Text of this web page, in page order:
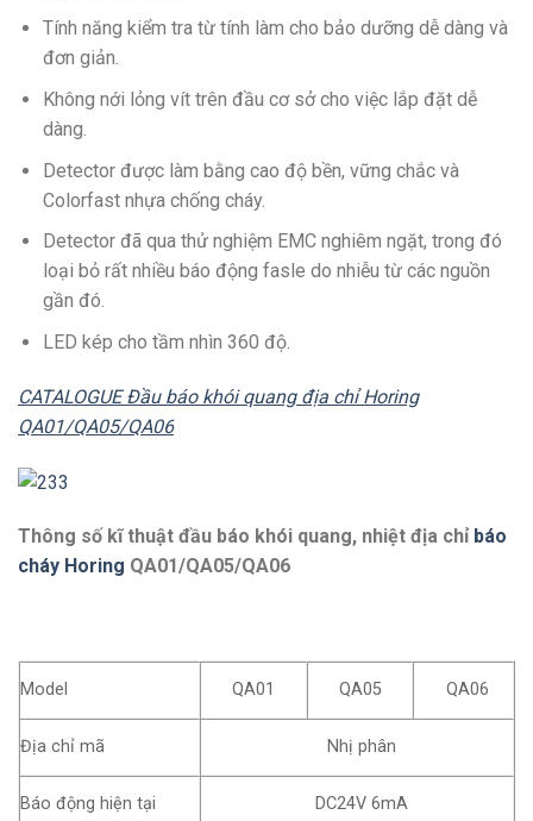
Tính năng kiểm tra từ tính làm cho bảo dưỡng dễ dàng và
đơn giản.
Không nới lỏng vít trên đầu cơ sở cho việc lắp đặt dễ
dàng.
Detector được làm bằng cao độ bền, vững chắc và
Colorfast nhựa chống cháy.
Detector đã qua thử nghiệm EMC nghiêm ngặt, trong đó
loại bỏ rất nhiều báo động fasle do nhiễu từ các nguồn
gần đó.
LED kép cho tầm nhìn 360 độ.
CATALOGUE Đầu báo khói quang địa chỉ Horing
QA01/QA05/QA06
Thông số kĩ thuật đầu báo khói quang, nhiệt địa chỉ báo
cháy Horing QA01/QA05/QA06
Model QA01 QA05 QA06
Địa chỉ mã Nhị phân
Báo động hiện tại DC24V 6mA